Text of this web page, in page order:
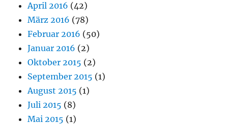
April 2016 (42)
März 2016 (78)
Februar 2016 (50)
Januar 2016 (2)
Oktober 2015 (2)
September 2015 (1)
August 2015 (1)
Juli 2015 (8)
Mai 2015 (1)